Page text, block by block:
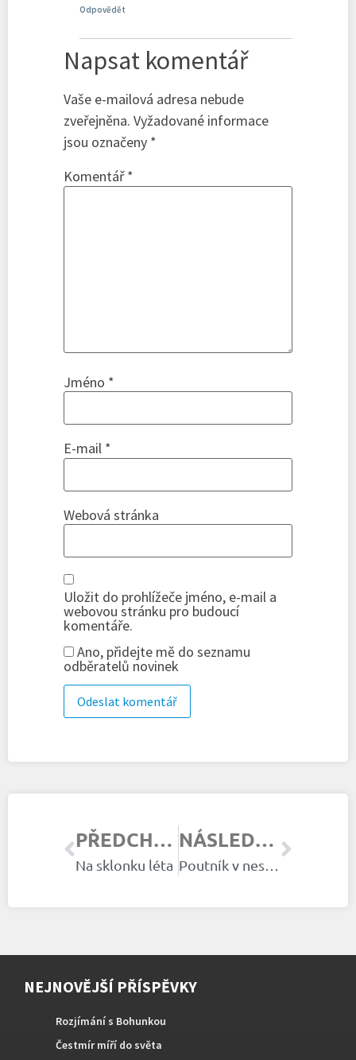
Odpovědět
Napsat komentář
Vaše e-mailová adresa nebude
zveřejněna. Vyžadované informace
jsou označeny *
Komentář*
Jméno *
E-mail *
Webová stránka
Uložit do prohlížeče jméno, e-mail a
webovou stránku pro budoucí
komentáře.
Ano, přidejte mě do seznamu
odběratelů novinek
PŘEDCHOZÍ ČLÁNEK
Na sklonku léta
NÁSLEDUJÍCÍ ČLÁNEK
Poutník v nesnázích
NEJNOVĚJŠÍ PŘÍSPĚVKY
Rozjímání s Bohunkou
Čestmír míří do světa